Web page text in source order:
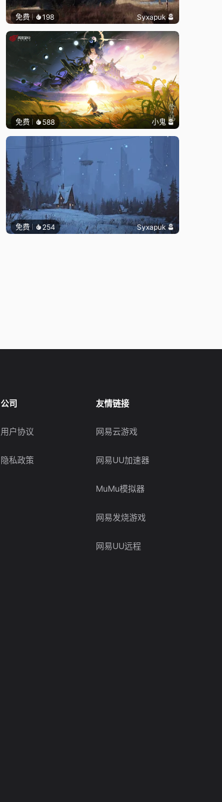
免费 198 Syxapuk
免费 588 小鬼
免费 254 Syxapuk
公司
用户协议
隐私政策
友情链接
网易云游戏
网易UU加速器
MuMu模拟器
网易发烧游戏
网易UU远程